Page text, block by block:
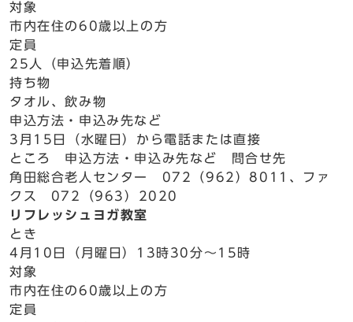
対象
市内在住の60歳以上の方
定員
25人（申込先着順）
持ち物
タオル、飲み物
申込方法・申込み先など
3月15日（水曜日）から電話または直接
ところ 申込方法・申込み先など 問合せ先
角田総合老人センター 072（962）8011、ファ
クス 072（963）2020
リフレッシュヨガ教室
とき
4月10日（月曜日）13時30分～15時
対象
市内在住の60歳以上の方
定員